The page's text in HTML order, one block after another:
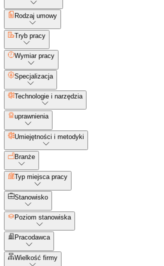
Rodzaj umowy
Tryb pracy
Wymiar pracy
Specjalizacja
Technologie i narzędzia
uprawnienia
Umiejętności i metodyki
Branże
Typ miejsca pracy
Stanowisko
Poziom stanowiska
Pracodawca
Wielkość firmy